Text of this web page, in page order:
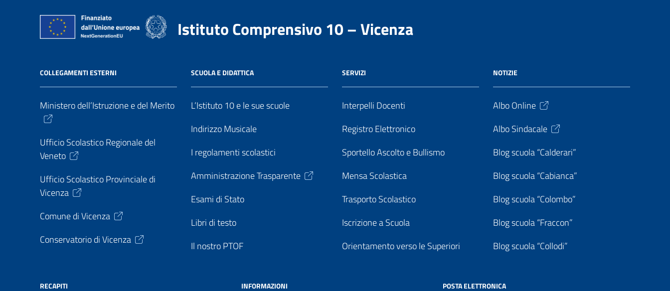
Istituto Comprensivo 10 – Vicenza
COLLEGAMENTI ESTERNI
Ministero dell’Istruzione e del Merito
Ufficio Scolastico Regionale del
Veneto
Ufficio Scolastico Provinciale di
Vicenza
Comune di Vicenza
Conservatorio di Vicenza
SCUOLA E DIDATTICA
L’Istituto 10 e le sue scuole
Indirizzo Musicale
I regolamenti scolastici
Amministrazione Trasparente
Esami di Stato
Libri di testo
Il nostro PTOF
SERVIZI
Interpelli Docenti
Registro Elettronico
Sportello Ascolto e Bullismo
Mensa Scolastica
Trasporto Scolastico
Iscrizione a Scuola
Orientamento verso le Superiori
NOTIZIE
Albo Online
Albo Sindacale
Blog scuola “Calderari”
Blog scuola “Cabianca”
Blog scuola “Colombo”
Blog scuola “Fraccon”
Blog scuola “Collodi”
RECAPITI INFORMAZIONI POSTA ELETTRONICA